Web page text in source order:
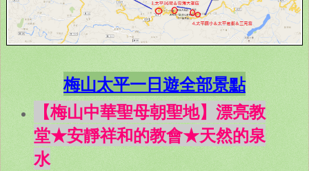
梅山太平一日遊全部景點
【梅山中華聖母朝聖地】漂亮教
堂★安靜祥和的教會★天然的泉
水